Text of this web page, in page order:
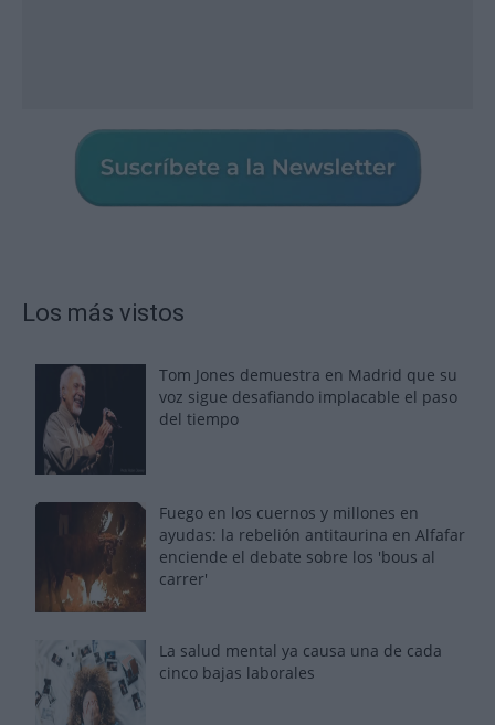
Los más vistos
Tom Jones demuestra en Madrid que su
voz sigue desafiando implacable el paso
del tiempo
Fuego en los cuernos y millones en
ayudas: la rebelión antitaurina en Alfafar
enciende el debate sobre los 'bous al
carrer'
La salud mental ya causa una de cada
cinco bajas laborales